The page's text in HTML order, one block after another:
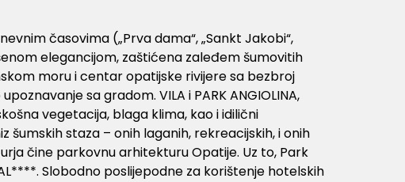
časovima („Prva dama“, „Sankt Jakobi“,
elegancijom, zaštićena zaleđem šumovitih
moru i centar opatijske rivijere sa bezbroj
sa gradom. VILA i PARK ANGIOLINA,
vegetacija, blaga klima, kao i idilični
staza – onih laganih, rekreacijskih, i onih
čine parkovnu arhitekturu Opatije. Uz to, Park
Slobodno poslijepodne za korištenje hotelskih